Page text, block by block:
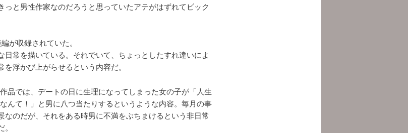
っと男性作家なのだろうと思っていたアテがはずれてビック
が収録されていた。
日常を描いている。それでいて、ちょっとしたすれ違いによ
浮かび上がらせるという内容だ。
品では、デートの日に生理になってしまった女の子が「人生
んて！」と男に八つ当たりするというような内容。毎月の事
なのだが、それをある時男に不満をぶちまけるという非日常